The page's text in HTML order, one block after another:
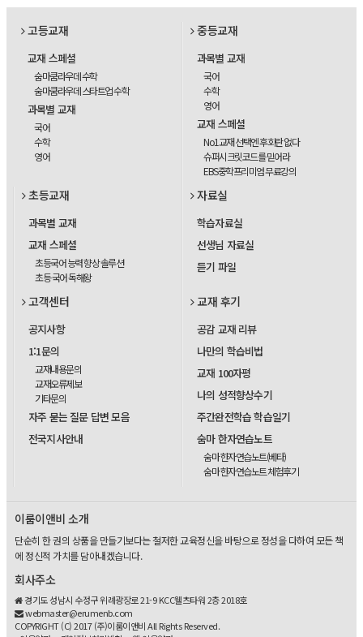
고등교재
교재 스페셜
숨마쿰라우데 수학
숨마쿰라우데 스타트업 수학
과목별 교재
국어
수학
영어
중등교재
과목별 교재
국어
수학
영어
교재 스페셜
No1교재 선택엔 후회란 없다
슈퍼시크릿코드를 믿어라
EBS중학프리미엄 무료강의
초등교재
과목별 교재
교재 스페셜
초등국어 능력 향상 솔루션
초등 국어 독해왕
자료실
학습자료실
선생님 자료실
듣기 파일
고객센터
공지사항
1:1문의
교재내용문의
교재오류제보
기타문의
자주 묻는 질문 답변 모음
전국지사안내
교재 후기
공감 교재 리뷰
나만의 학습비법
교재 100자평
나의 성적향상수기
주간완전학습 학습일기
숨마 한자연습노트
숨마 한자연습노트(베타)
숨마 한자연습노트 체험후기
이룸이앤비 소개
단순히 한 권의 상품을 만들기보다는 철저한 교육정신을 바탕으로 정성을 다하여 모든 책
에 정신적 가치를 담아내겠습니다.
회사주소
경기도 성남시 수정구 위례광장로 21-9 KCC웰츠타워 2층 2018호
webmaster@erumenb.com
COPYRIGHT (C) 2017 (주)이룸이앤비 All Rights Reserved.